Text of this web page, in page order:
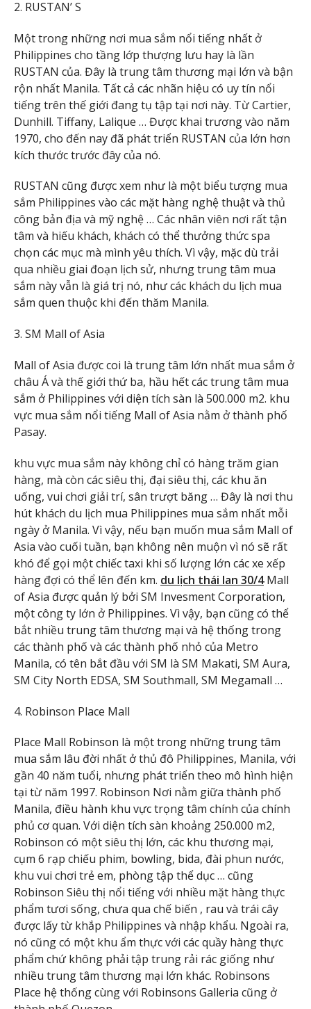
2. RUSTAN’ S
Một trong những nơi mua sắm nổi tiếng nhất ở
Philippines cho tầng lớp thượng lưu hay là lần
RUSTAN của. Đây là trung tâm thương mại lớn và bận
rộn nhất Manila. Tất cả các nhãn hiệu có uy tín nổi
tiếng trên thế giới đang tụ tập tại nơi này. Từ Cartier,
Dunhill. Tiffany, Lalique … Được khai trương vào năm
1970, cho đến nay đã phát triển RUSTAN của lớn hơn
kích thước trước đây của nó.
RUSTAN cũng được xem như là một biểu tượng mua
sắm Philippines vào các mặt hàng nghệ thuật và thủ
công bản địa và mỹ nghệ … Các nhân viên nơi rất tận
tâm và hiếu khách, khách có thể thưởng thức spa
chọn các mục mà mình yêu thích. Vì vậy, mặc dù trải
qua nhiều giai đoạn lịch sử, nhưng trung tâm mua
sắm này vẫn là giá trị nó, như các khách du lịch mua
sắm quen thuộc khi đến thăm Manila.
3. SM Mall of Asia
Mall of Asia được coi là trung tâm lớn nhất mua sắm ở
châu Á và thế giới thứ ba, hầu hết các trung tâm mua
sắm ở Philippines với diện tích sàn là 500.000 m2. khu
vực mua sắm nổi tiếng Mall of Asia nằm ở thành phố
Pasay.
khu vực mua sắm này không chỉ có hàng trăm gian
hàng, mà còn các siêu thị, đại siêu thị, các khu ăn
uống, vui chơi giải trí, sân trượt băng … Đây là nơi thu
hút khách du lịch mua Philippines mua sắm nhất mỗi
ngày ở Manila. Vì vậy, nếu bạn muốn mua sắm Mall of
Asia vào cuối tuần, bạn không nên muộn vì nó sẽ rất
khó để gọi một chiếc taxi khi số lượng lớn các xe xếp
hàng đợi có thể lên đến km. du lịch thái lan 30/4Mall
of Asia được quản lý bởi SM Invesment Corporation,
một công ty lớn ở Philippines. Vì vậy, bạn cũng có thể
bắt nhiều trung tâm thương mại và hệ thống trong
các thành phố và các thành phố nhỏ của Metro
Manila, có tên bắt đầu với SM là SM Makati, SM Aura,
SM City North EDSA, SM Southmall, SM Megamall …
4. Robinson Place Mall
Place Mall Robinson là một trong những trung tâm
mua sắm lâu đời nhất ở thủ đô Philippines, Manila, với
gần 40 năm tuổi, nhưng phát triển theo mô hình hiện
tại từ năm 1997. Robinson Nơi nằm giữa thành phố
Manila, điều hành khu vực trọng tâm chính của chính
phủ cơ quan. Với diện tích sàn khoảng 250.000 m2,
Robinson có một siêu thị lớn, các khu thương mại,
cụm 6 rạp chiếu phim, bowling, bida, đài phun nước,
khu vui chơi trẻ em, phòng tập thể dục … cũng
Robinson Siêu thị nổi tiếng với nhiều mặt hàng thực
phẩm tươi sống, chưa qua chế biến , rau và trái cây
được lấy từ khắp Philippines và nhập khẩu. Ngoài ra,
nó cũng có một khu ẩm thực với các quầy hàng thực
phẩm chứ không phải tập trung rải rác giống như
nhiều trung tâm thương mại lớn khác. Robinsons
Place hệ thống cùng với Robinsons Galleria cũng ở